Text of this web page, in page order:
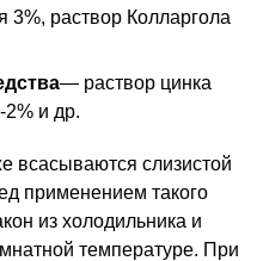
3%, раствор Колларгола
— раствор цинка
2% и др.
всасываются слизистой
применением такого
из холодильника и
температуре. При